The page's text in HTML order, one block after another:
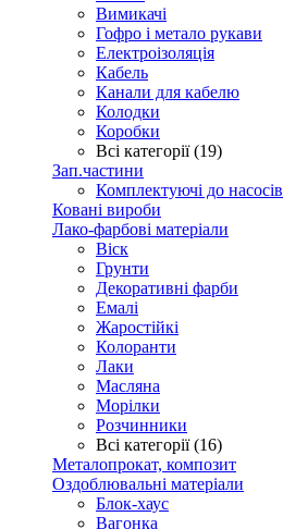
Вимикачі
Гофро і метало рукави
Електроізоляція
Кабель
Канали для кабелю
Колодки
Коробки
Всі категорії (19)
Зап.частини
Комплектуючі до насосів
Ковані вироби
Лако-фарбові матеріали
Віск
Грунти
Декоративні фарби
Емалі
Жаростійкі
Колоранти
Лаки
Масляна
Морілки
Розчинники
Всі категорії (16)
Металопрокат, композит
Оздоблювальні матеріали
Блок-хаус
Вагонка